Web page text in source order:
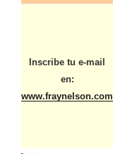
Inscribe tu e-mail
en:
www.fraynelson.com